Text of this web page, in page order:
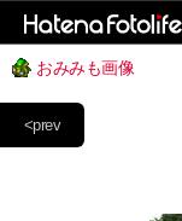
おみみも画像
<prev